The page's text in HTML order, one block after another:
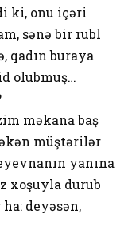
ki, onu içəri
sənə bir rubl
qadın buraya
olubmuş…
məkana baş
müştərilər
yanına
xoşuyla durub
deyəsən,